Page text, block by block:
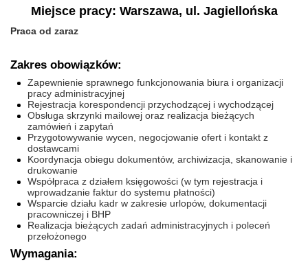
Miejsce pracy: Warszawa, ul. Jagiellońska
Praca od zaraz
Zakres obowiązków:
Zapewnienie sprawnego funkcjonowania biura i organizacji
pracy administracyjnej
Rejestracja korespondencji przychodzącej i wychodzącej
Obsługa skrzynki mailowej oraz realizacja bieżących
zamówień i zapytań
Przygotowywanie wycen, negocjowanie ofert i kontakt z
dostawcami
Koordynacja obiegu dokumentów, archiwizacja, skanowanie i
drukowanie
Współpraca z działem księgowości (w tym rejestracja i
wprowadzanie faktur do systemu płatności)
Wsparcie działu kadr w zakresie urlopów, dokumentacji
pracowniczej i BHP
Realizacja bieżących zadań administracyjnych i poleceń
przełożonego
Wymagania: